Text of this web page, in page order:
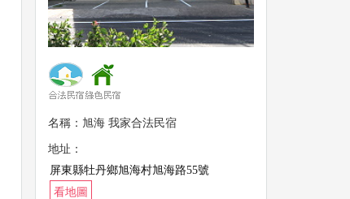
名稱：旭海 我家合法民宿
地址：
屏東縣牡丹鄉旭海村旭海路55號
看地圖